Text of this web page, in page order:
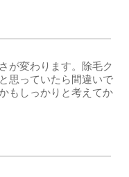
が変わります。除毛ク
思っていたら間違いで
もしっかりと考えてか